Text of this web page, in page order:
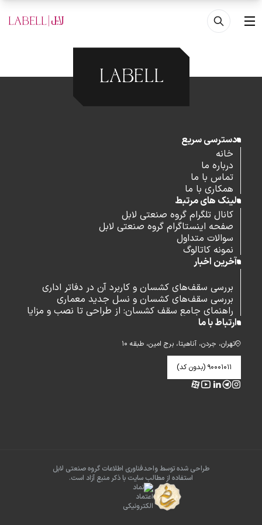
رفتن به محتوای اصلی
منو
دسترسی سریع
خانه
درباره ما
تماس با ما
همکاری با ما
لینک های مرتبط
کانال تلگرام گروه صنعتی لابل
صفحه اینستاگرام گروه صنعتی لابل
سوالات متداول
نمونه کاتالوگ
آخرین اخبار
بررسی سقف‌های کشسان و کاربرد آن در دفاتر اداری
بررسی سقف‌های کشسان و نسل جدید معماری
راهنمای جامع سقف کشسان: از طراحی تا نصب و مزایا
ارتباط با ما
تهران، جردن، آناهیتا، برج امین، طبقه ۱۰
۹۰۰۰۱۰۱۱ (بدون کد)
طراحی شده توسط واحدفناوری اطلاعات گروه صنعتی لابل
استفاده از مطالب سایت با ذکر منبع آزاد است.